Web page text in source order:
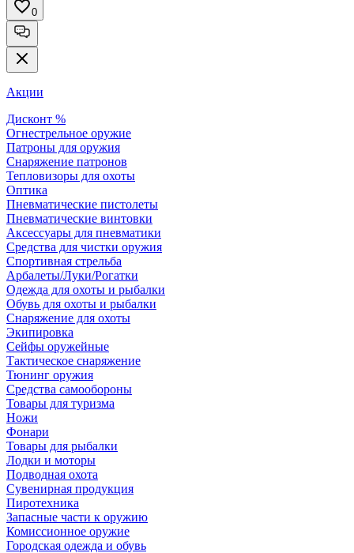
0
Акции
Дисконт %
Огнестрельное оружие
Патроны для оружия
Снаряжение патронов
Тепловизоры для охоты
Оптика
Пневматические пистолеты
Пневматические винтовки
Аксессуары для пневматики
Средства для чистки оружия
Спортивная стрельба
Арбалеты/Луки/Рогатки
Одежда для охоты и рыбалки
Обувь для охоты и рыбалки
Снаряжение для охоты
Экипировка
Сейфы оружейные
Тактическое снаряжение
Тюнинг оружия
Средства самообороны
Товары для туризма
Ножи
Фонари
Товары для рыбалки
Лодки и моторы
Подводная охота
Сувенирная продукция
Пиротехника
Запасные части к оружию
Комиссионное оружие
Городская одежда и обувь